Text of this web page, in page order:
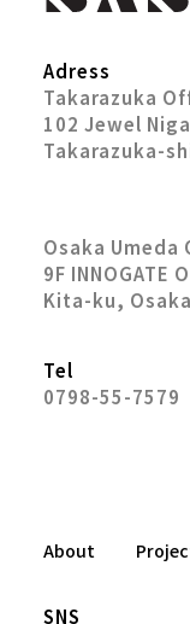
Adress
Takarazuka
102 Jewel
Takarazuka-
Osaka Umeda
9F INNOGATE
Kita-ku,
Tel
0798-55-7579
About
SNS